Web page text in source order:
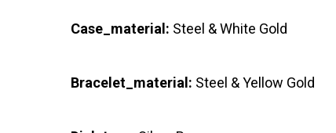
Case_material: Steel & White Gold
Bracelet_material: Steel & Yellow Gold